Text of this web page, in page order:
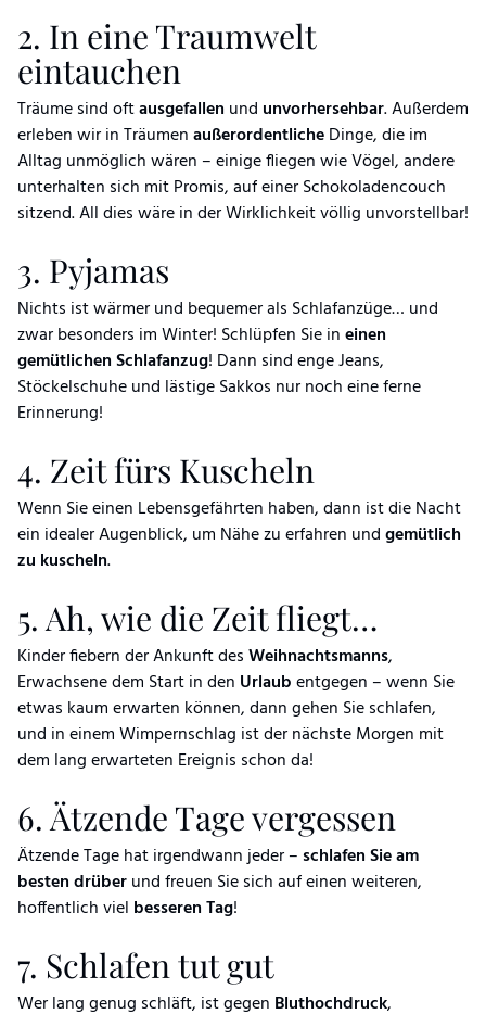
2. In eine Traumwelt
eintauchen
Träume sind oftausgefallen und unvorhersehbar. Außerdem
erleben wir in TräumenaußerordentlicheDinge, die im
Alltag unmöglich wären – einige fliegen wie Vögel, andere
unterhalten sich mit Promis, auf einer Schokoladencouch
sitzend. All dies wäre in der Wirklichkeit völlig unvorstellbar!
3. Pyjamas
Nichts ist wärmer und bequemer als Schlafanzüge… und
zwar besonders im Winter! Schlüpfen Sie ineinen
gemütlichen Schlafanzug! Dann sind enge Jeans,
Stöckelschuhe und lästige Sakkos nur noch eine ferne
Erinnerung!
4. Zeit fürs Kuscheln
Wenn Sie einen Lebensgefährten haben, dann ist die Nacht
ein idealer Augenblick, um Nähe zu erfahren undgemütlich
zu kuscheln.
5. Ah, wie die Zeit fliegt…
Kinder fiebern der Ankunft desWeihnachtsmanns,
Erwachsene dem Start in den Urlaubentgegen – wenn Sie
etwas kaum erwarten können, dann gehen Sie schlafen,
und in einem Wimpernschlag ist der nächste Morgen mit
dem lang erwarteten Ereignis schon da!
6. Ätzende Tage vergessen
Ätzende Tage hat irgendwann jeder –schlafen Sie am
besten drüberund freuen Sie sich auf einen weiteren,
hoffentlich viel besseren Tag!
7. Schlafen tut gut
Wer lang genug schläft, ist gegen Bluthochdruck,